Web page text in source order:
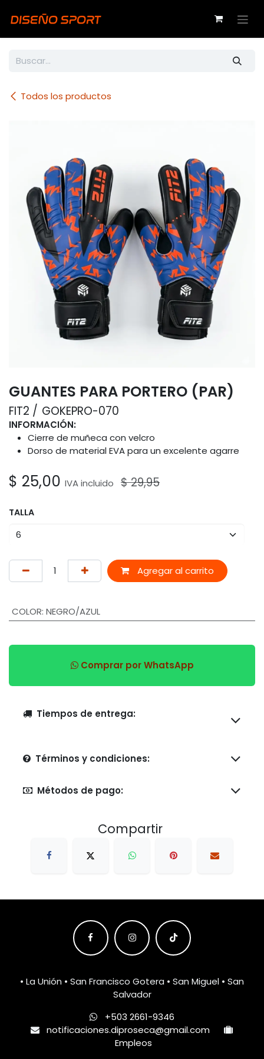
Todos los productos
GUANTES PARA PORTERO (PAR)
FIT2 GOKEPRO-070
INFORMACIÓN:
Cierre de muñeca con velcro
Dorso de material EVA para un excelente agarre
$ 25,00 IVA incluido $29,95
TALLA
Agregar al carrito
COLOR: NEGRO/AZUL
Comprar por WhatsApp
Tiempos de entrega:
Términos y condiciones:
Métodos de pago:
Compartir
• La Unión • San Francisco Gotera • San Miguel • San
Salvador
+503 2661-9346
notificaciones.diproseca@gmail.com
Empleos